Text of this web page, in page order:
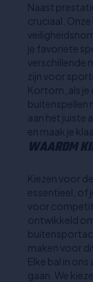
Naast
cruciaal.
je favoriete
verschillende
zijn voor
Kortom, als je
buitenspellen
aan het juiste
en maak je
WAAROM
Kiezen voor
essentieel, of
voor
ontwikkeld
maken voor
Elke bal in
gaan. We